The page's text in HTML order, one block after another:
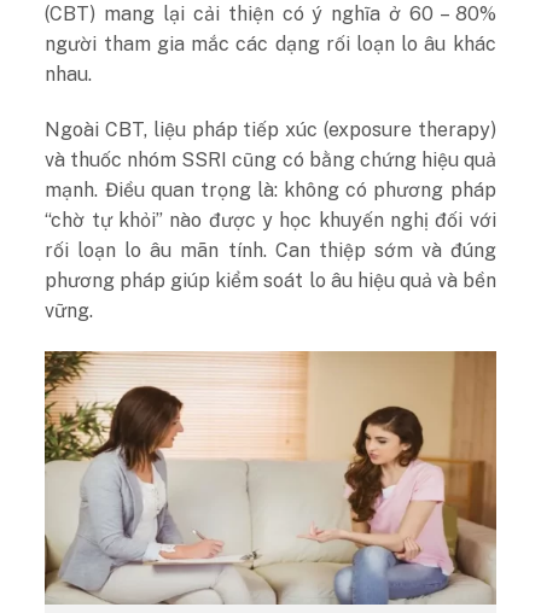
(CBT) mang lại cải thiện có ý nghĩa ở 60 – 80%
người tham gia mắc các dạng rối loạn lo âu khác
nhau.
Ngoài CBT, liệu pháp tiếp xúc (exposure therapy)
và thuốc nhóm SSRI cũng có bằng chứng hiệu quả
mạnh. Điều quan trọng là: không có phương pháp
“chờ tự khỏi” nào được y học khuyến nghị đối với
rối loạn lo âu mãn tính. Can thiệp sớm và đúng
phương pháp giúp kiểm soát lo âu hiệu quả và bền
vững.